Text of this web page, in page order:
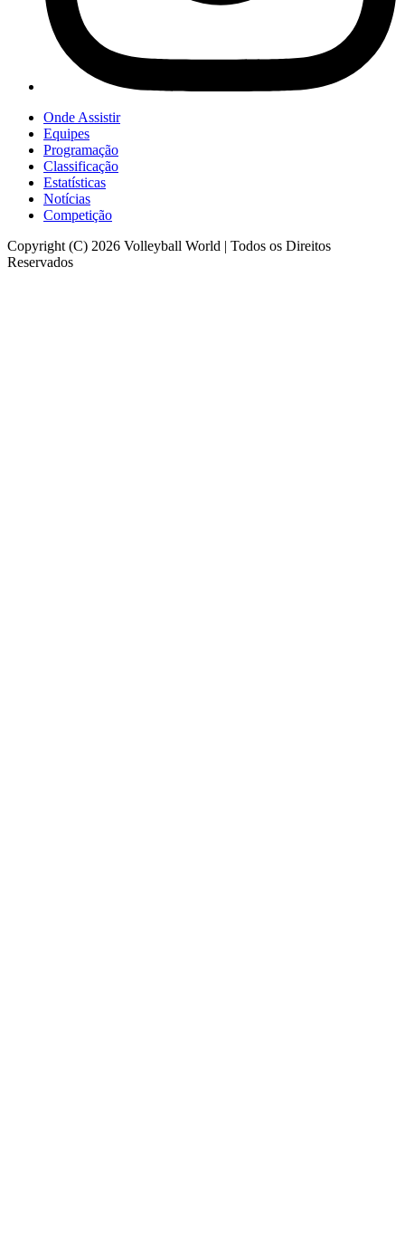
Onde Assistir
Equipes
Programação
Classificação
Estatísticas
Notícias
Competição
Copyright (C) 2026 Volleyball World | Todos os Direitos
Reservados